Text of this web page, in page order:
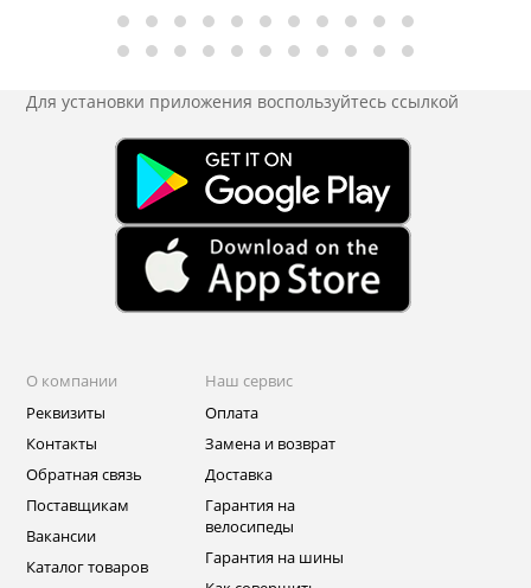
Для установки приложения воспользуйтесь ссылкой
О компании
Реквизиты
Контакты
Обратная связь
Поставщикам
Вакансии
Каталог товаров
Наш сервис
Оплата
Замена и возврат
Доставка
Гарантия на
велосипеды
Гарантия на шины